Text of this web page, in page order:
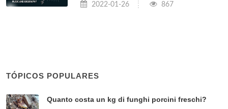
2022-01-26 867
TÓPICOS POPULARES
Quanto costa un kg di funghi porcini freschi?